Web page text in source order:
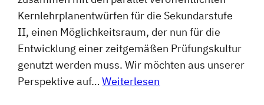
Kernlehrplanentwürfen für die Sekundarstufe
II, einen Möglichkeitsraum, der nun für die
Entwicklung einer zeitgemäßen Prüfungskultur
genutzt werden muss. Wir möchten aus unserer
Perspektive auf…Weiterlesen